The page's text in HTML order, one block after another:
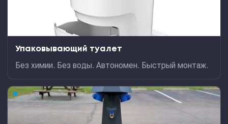
Упаковывающий туалет
Без химии. Без воды. Автономен. Быстрый монтаж.
★